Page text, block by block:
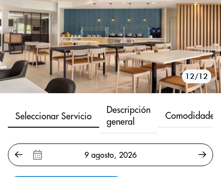
1/12
2/12
3/12
4/12
5/12
6/12
7/12
8/12
9/12
10/12
11/12
12/12
Seleccionar Servicio
Descripción
general
Comodidades